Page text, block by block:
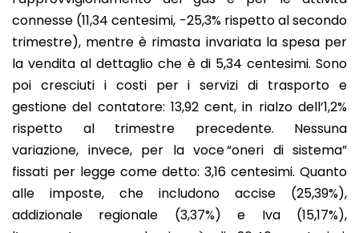
connesse (11,34 centesimi, -25,3% rispetto al secondo
trimestre), mentre è rimasta invariata la spesa per
la vendita al dettaglio che è di 5,34 centesimi. Sono
poi cresciuti i costi per i servizi di trasporto e
gestione del contatore: 13,92 cent, in rialzo dell’1,2%
rispetto al trimestre precedente. Nessuna
variazione, invece, per la voce “oneri di sistema”
fissati per legge come detto: 3,16 centesimi. Quanto
alle imposte, che includono accise (25,39%),
addizionale regionale (3,37%) e Iva (15,17%),